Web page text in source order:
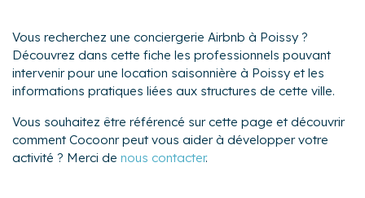
Vous recherchez une conciergerie Airbnb à Poissy ?
Découvrez dans cette fiche les professionnels pouvant
intervenir pour une location saisonnière à Poissy et les
informations pratiques liées aux structures de cette ville.
Vous souhaitez être référencé sur cette page et découvrir
comment Cocoonr peut vous aider à développer votre
activité ? Merci de nous contacter.